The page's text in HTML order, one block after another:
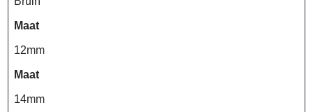
Maat
12mm
Maat
14mm